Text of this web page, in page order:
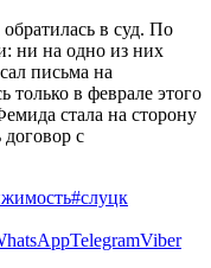
в суд. По
ни на одно из них
письма на
только в феврале этого
стала на сторону
с
#слуцк
TelegramViber